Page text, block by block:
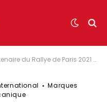
: Les Nouvelles Giulia GTA et GTAm Leading Cars officiels de l’épreuve
Marques